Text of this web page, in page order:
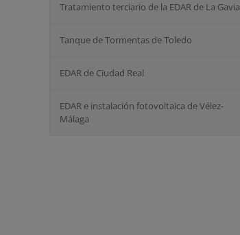
Tratamiento terciario de la EDAR de La Gavia
Tanque de Tormentas de Toledo
EDAR de Ciudad Real
EDAR e instalación fotovoltaica de Vélez-
Málaga